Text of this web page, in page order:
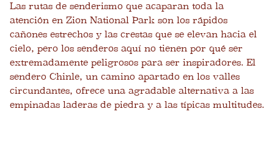
Las rutas de senderismo que acaparan toda la
atención en Zion National Park son los rápidos
cañones estrechos y las crestas que se elevan hacia el
cielo, pero los senderos aquí no tienen por qué ser
extremadamente peligrosos para ser inspiradores. El
sendero Chinle, un camino apartado en los valles
circundantes, ofrece una agradable alternativa a las
empinadas laderas de piedra y a las típicas multitudes.